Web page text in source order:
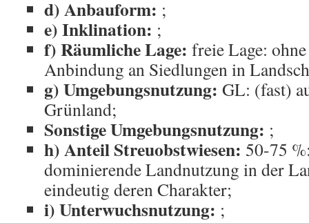
d) Anbauform: ;
e) Inklination: ;
f) Räumliche Lage: freie Lage:
Anbindung an Siedlungen in
g) Umgebungsnutzung: GL: (fast)
Grünland;
Sonstige Umgebungsnutzung: ;
h) Anteil Streuobstwiesen: 50-75
dominierende Landnutzung in der
eindeutig deren Charakter;
i) Unterwuchsnutzung: ;